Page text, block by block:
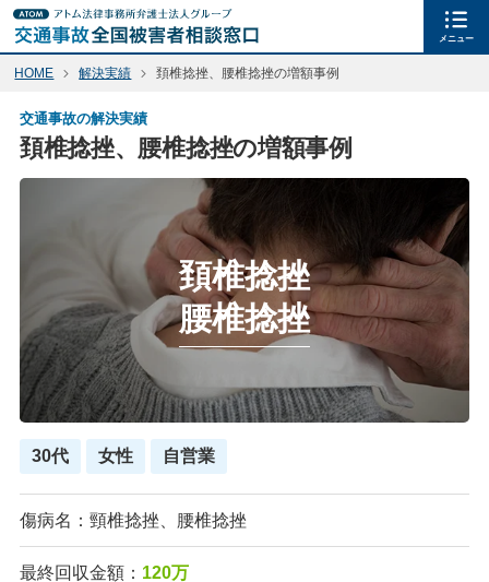
メニュー
HOME 解決実績 頚椎捻挫、腰椎捻挫の増額事例
交通事故の解決実績
頚椎捻挫、腰椎捻挫の増額事例
頚椎捻挫
腰椎捻挫
30代 女性 自営業
傷病名：頸椎捻挫、腰椎捻挫
最終回収金額： 120万